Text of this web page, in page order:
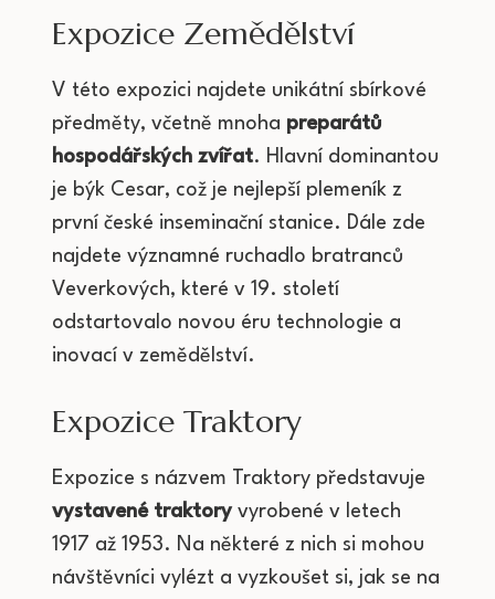
Expozice Zemědělství
V této expozici najdete unikátní sbírkové
předměty, včetně mnoha preparátů
hospodářských zvířat. Hlavní dominantou
je býk Cesar, což je nejlepší plemeník z
první české inseminační stanice. Dále zde
najdete významné ruchadlo bratranců
Veverkových, které v 19. století
odstartovalo novou éru technologie a
inovací v zemědělství.
Expozice Traktory
Expozice s názvem Traktory představuje
vystavené traktoryvyrobené v letech
1917 až 1953. Na některé z nich si mohou
návštěvníci vylézt a vyzkoušet si, jak se na